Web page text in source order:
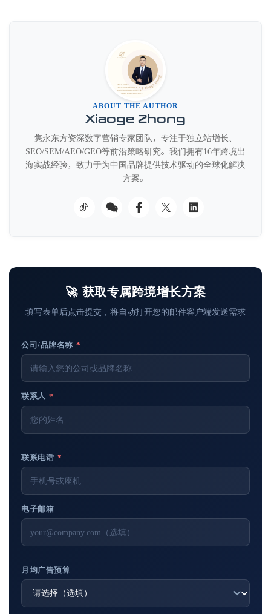
ABOUT THE AUTHOR
Xiaoge Zhong
隽永东方资深数字营销专家团队，专注于独立站增长、
SEO/SEM/AEO/GEO等前沿策略研究。我们拥有16年跨境出
海实战经验，致力于为中国品牌提供技术驱动的全球化解决
方案。
🚀 获取专属跨境增长方案
填写表单后点击提交，将自动打开您的邮件客户端发送需求
公司/品牌名称 *
联系人 *
联系电话 *
电子邮箱
月均广告预算